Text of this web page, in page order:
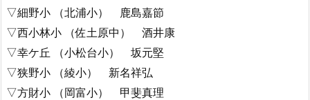
▽細野小 （北浦小） 鹿島嘉節
▽西小林小 （佐土原中） 酒井康
▽幸ケ丘 （小松台小） 坂元堅
▽狭野小 （綾小） 新名祥弘
▽方財小 （岡富小） 甲斐真理